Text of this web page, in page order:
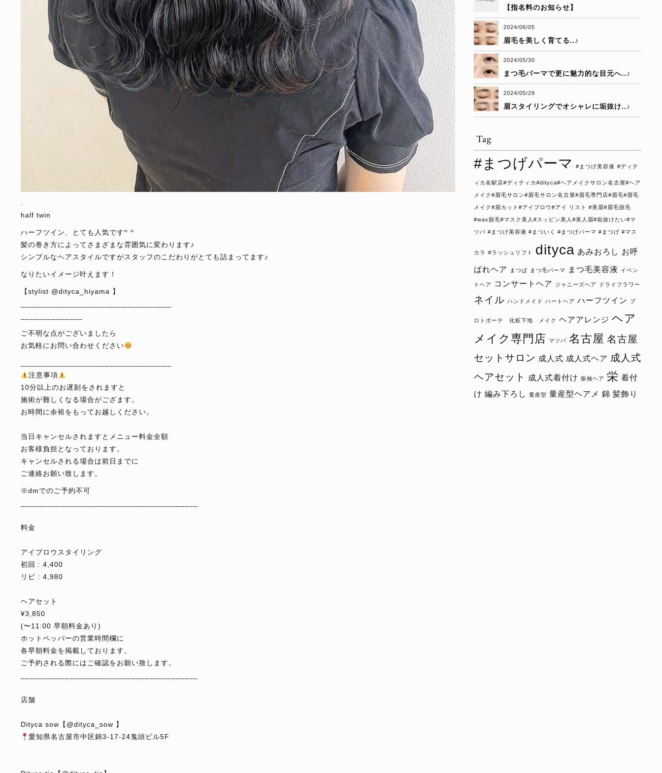
half twin
ハーフツイン、とても人気です^ ^
髪の巻き方によってさまざまな雰囲気に変わります♪
シンプルなヘアスタイルですがスタッフのこだわりがとても詰まってます♪
なりたいイメージ叶えます！
【stylist @dityca_hiyama 】
ご不明な点がございましたら
お気軽にお問い合わせください
注意事項
10分以上のお遅刻をされますと
施術が難しくなる場合がござます。
お時間に余裕をもってお越しください。
当日キャンセルされますとメニュー料金全額
お客様負担となっております。
キャンセルされる場合は前日までに
ご連絡お願い致します。
※dmでのご予約不可
料金
アイブロウスタイリング
初回 : 4,400
リピ : 4,980
ヘアセット
¥3,850
(〜11:00 早朝料金あり)
ホットペッパーの営業時間欄に
各早朝料金を掲載しております。
ご予約される際にはご確認をお願い致します。
店舗
Dityca sow【@dityca_sow 】
愛知県名古屋市中区錦3-17-24鬼頭ビル5F
【指名料のお知らせ】
2024/06/05
眉毛を美しく育てる..♪
2024/05/30
まつ毛パーマで更に魅力的な目元へ..♪
2024/05/29
眉スタイリングでオシャレに垢抜け..♪
Tag
#まつげパーマ #まつげ美容液 #ディテ
ィカ名駅店#ディティカ#dityca#ヘアメイクサロン名古屋#ヘア
メイク#眉毛サロン#眉毛サロン名古屋#眉毛専門店#眉毛#眉毛
メイク#眉カット#アイブロウ#アイ リスト #美眉#眉毛脱毛
#wax脱毛#マスク美人#スッピン美人#美人眉#垢抜けたい#マ
ツパ #まつげ美容液 #まついく #まつげパーマ #まつげ #マス
カラ #ラッシュリフト dityca あみおろし お呼
ばれヘア
まつぱ まつ毛パーマ まつ毛美容液 イベン
トヘア コンサートヘア ジャニーズヘア ドライフラワー
ネイル ハンドメイド ハートヘア ハーフツイン プ
ロトボーテ 化粧下地 メイク ヘアアレンジ ヘア
メイク専門店 マツパ 名古屋 名古屋
セットサロン 成人式 成人式ヘア 成人式
ヘアセット
成人式着付け 振袖ヘア 栄 着付
け 編み下ろし 量産型 量産型ヘアメ 錦 髪飾り